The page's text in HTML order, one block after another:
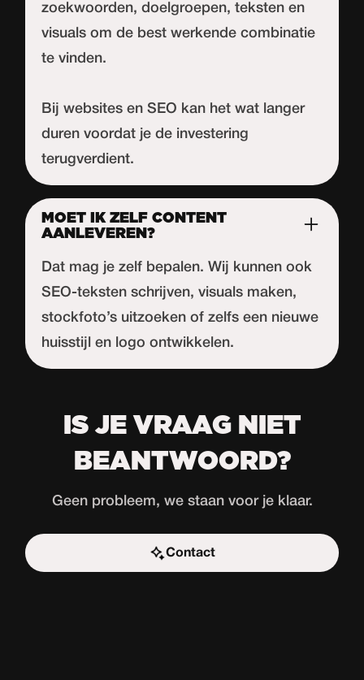
zoekwoorden, doelgroepen, teksten en
visuals om de best werkende combinatie
te vinden.
Bij websites en SEO kan het wat langer
duren voordat je de investering
terugverdient.
MOET IK ZELF CONTENT
AANLEVEREN?
Dat mag je zelf bepalen. Wij kunnen ook
SEO-teksten schrijven, visuals maken,
stockfoto’s uitzoeken of zelfs een nieuwe
huisstijl en logo ontwikkelen.
IS JE VRAAG NIET
BEANTWOORD?
Geen probleem, we staan voor je klaar.
Contact
Start de uitdaging